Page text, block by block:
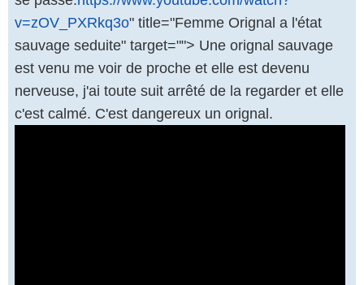
v=zOV_PXRkq3o" title="Femme Orignal a l'état
sauvage seduite" target=""> Une orignal sauvage
est venu me voir de proche et elle est devenu
nerveuse, j'ai toute suit arrêté de la regarder et elle
c'est calmé. C'est dangereux un orignal.